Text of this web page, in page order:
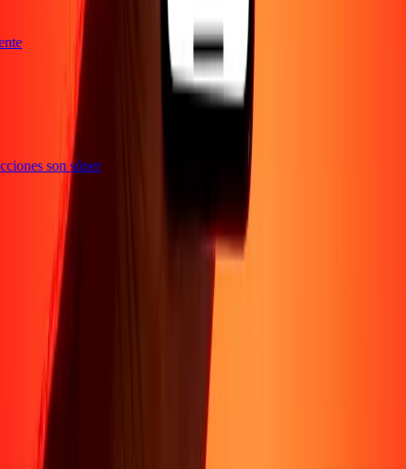
son súper
Sobre Nosotros
Acerca de
Conviértete en agente
Soporte
Política de privacidad
Aviso de cookies
condiciones
Centro de ayuda
accesibilidad
Formulario para denunciantes
Síguenos